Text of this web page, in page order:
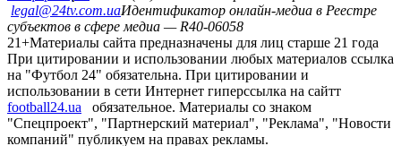
legal@24tv.com.uaИдентификатор онлайн-медиа в Реестре
субъектов в сфере медиа — R40-06058
21+Материалы сайта предназначены для лиц старше 21 года
При цитировании и использовании любых материалов ссылка
на "Футбол 24" обязательна. При цитировании и
использовании в сети Интернет гиперссылка на сайтт
football24.ua
обязательное. Материалы со знаком
"Спецпроект", "Партнерский материал", "Реклама", "Новости
компаний" публикуем на правах рекламы.